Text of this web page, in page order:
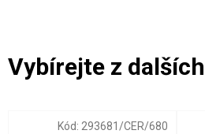
Kód: 293681/CER/680